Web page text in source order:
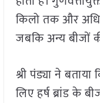
किलो तक और
जबकि अन्य बीजों
श्री पंड्या ने बताया
लिए हर्ष ब्रांड के